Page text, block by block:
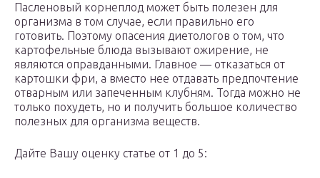
Пасленовый корнеплод может быть полезен для
организма в том случае, если правильно его
готовить. Поэтому опасения диетологов о том, что
картофельные блюда вызывают ожирение, не
являются оправданными. Главное — отказаться от
картошки фри, а вместо нее отдавать предпочтение
отварным или запеченным клубням. Тогда можно не
только похудеть, но и получить большое количество
полезных для организма веществ.
Дайте Вашу оценку статье от 1 до 5: